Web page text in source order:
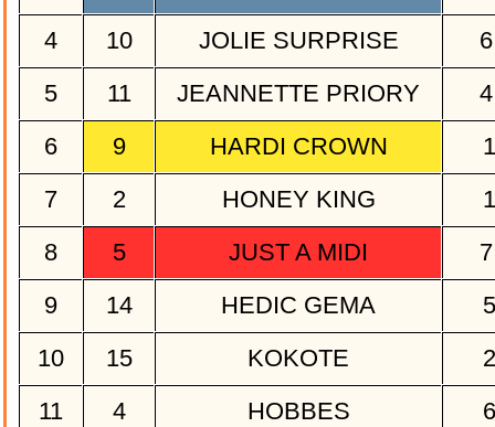
4
10 JOLIE SURPRISE
5
11 JEANNETTE PRIORY
6
9 HARDI CROWN
7
2 HONEY KING
8
5 JUST A MIDI
9
14 HEDIC GEMA
10
15 KOKOTE
11
4 HOBBES